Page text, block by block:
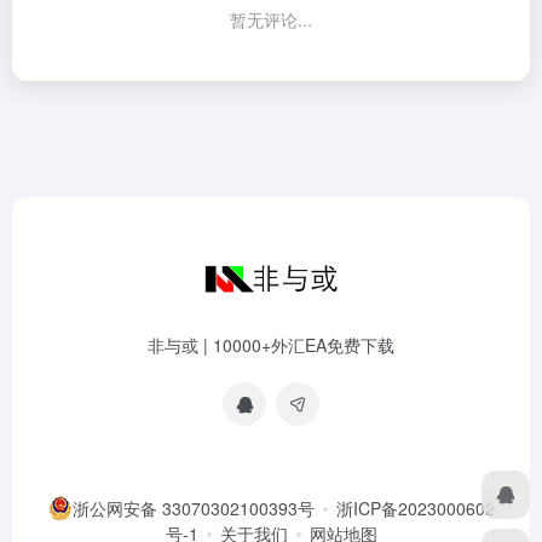
暂无评论...
非与或 | 10000+外汇EA免费下载
浙公网安备 33070302100393号
浙ICP备2023000602
号-1
关于我们 网站地图